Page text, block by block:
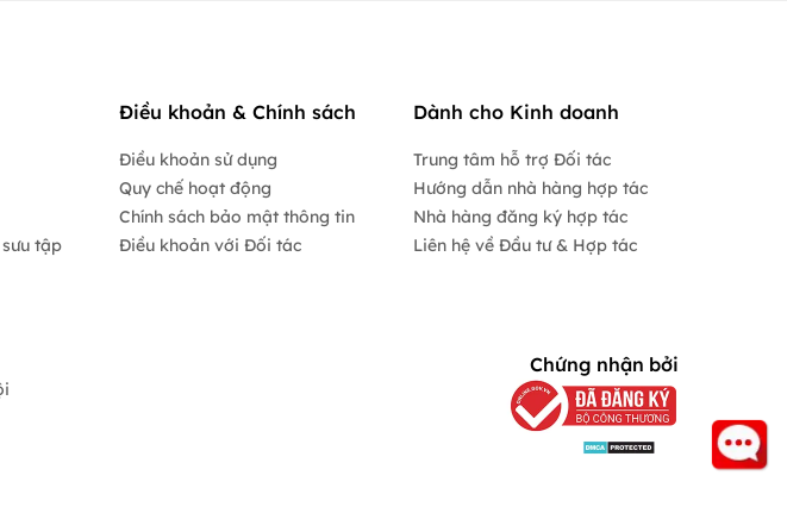
tập
Điều khoản & Chính sách
Điều khoản sử dụng
Quy chế hoạt động
Chính sách bảo mật thông tin
Điều khoản với Đối tác
Dành cho Kinh doanh
Trung tâm hỗ trợ Đối tác
Hướng dẫn nhà hàng hợp tác
Nhà hàng đăng ký hợp tác
Liên hệ về Đầu tư & Hợp tác
Chứng nhận bởi